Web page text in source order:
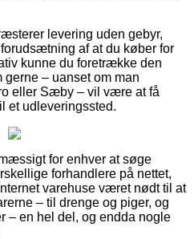
levering uden gebyr,
af at du køber for
kunne du foretrække den
gerne – uanset om man
eller Sæby – vil være at få
et udleveringssted.
for enhver at søge
forhandlere på nettet,
varehuse været nødt til at
– til drenge og piger, og
– en hel del, og endda nogle